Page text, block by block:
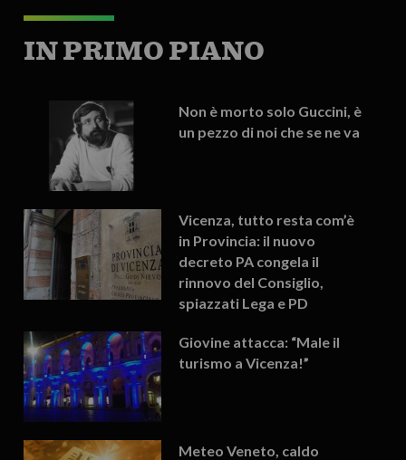
IN PRIMO PIANO
Non è morto solo Guccini, è
un pezzo di noi che se ne va
Vicenza, tutto resta com’è
in Provincia: il nuovo
decreto PA congela il
rinnovo del Consiglio,
spiazzati Lega e PD
Giovine attacca: “Male il
turismo a Vicenza!”
Meteo Veneto, caldo